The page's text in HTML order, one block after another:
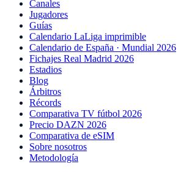
Canales
Jugadores
Guías
Calendario LaLiga imprimible
Calendario de España · Mundial 2026
Fichajes Real Madrid 2026
Estadios
Blog
Árbitros
Récords
Comparativa TV fútbol 2026
Precio DAZN 2026
Comparativa de eSIM
Sobre nosotros
Metodología